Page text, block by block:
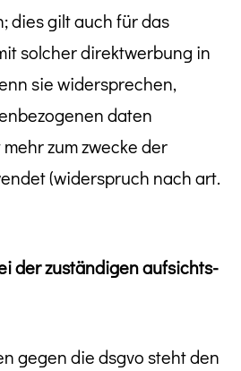
dies gilt auch für das
solcher direktwerbung in
sie widersprechen,
daten
zum zwecke der
(widerspruch nach art.
der zuständigen aufsichts­
gegen die dsgvo steht den